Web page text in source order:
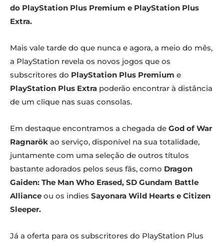
do PlayStation Plus Premium e PlayStation Plus
Extra.
Mais vale tarde do que nunca e agora, a meio do mês,
a PlayStation revela os novos jogos que os
subscritores do PlayStation Plus Premium e
PlayStation Plus Extra poderão encontrar à distância
de um clique nas suas consolas.
Em destaque encontramos a chegada de God of War
Ragnarök ao serviço, disponível na sua totalidade,
juntamente com uma seleção de outros títulos
bastante adorados pelos seus fãs, como Dragon
Gaiden: The Man Who Erased, SD Gundam Battle
Alliance ou os indies Sayonara Wild Hearts e Citizen
Sleeper.
Já a oferta para os subscritores do PlayStation Plus